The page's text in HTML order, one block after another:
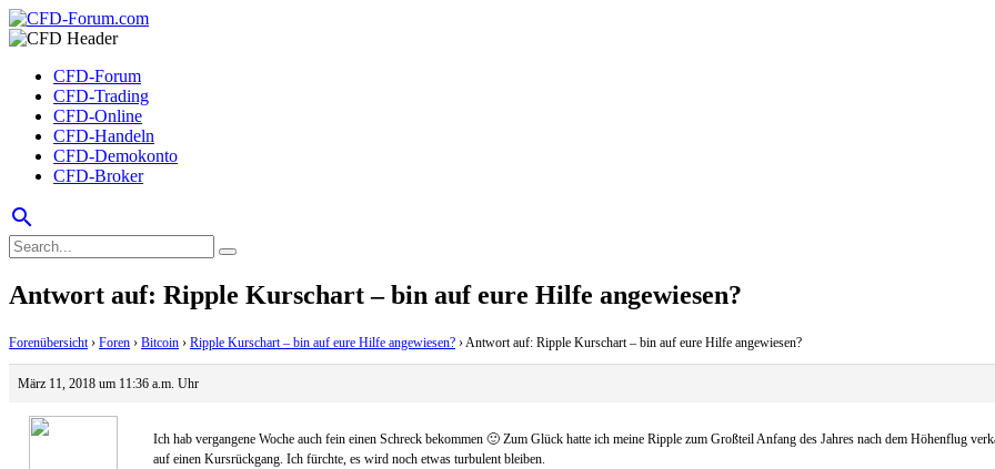
CFD-Forum
CFD-Trading
CFD-Online
CFD-Handeln
CFD-Demokonto
CFD-Broker
search
Antwort auf: Ripple Kurschart – bin auf eure Hilfe angewiesen?
Forenübersicht › Foren › Bitcoin › Ripple Kurschart – bin auf eure Hilfe angewiesen? ›Antwort auf: Ripple Kurschart – bin auf eure Hilfe angewiesen?
März 11, 2018 um 11:36 a.m. Uhr
Ich hab vergangene Woche auch fein einen Schreck bekommen 🙂 Zum Glück hatte ich meine Ripple zum Großteil Anfang des Jahres nach dem Höhenflug
auf einen Kursrückgang. Ich fürchte, es wird noch etwas turbulent bleiben.